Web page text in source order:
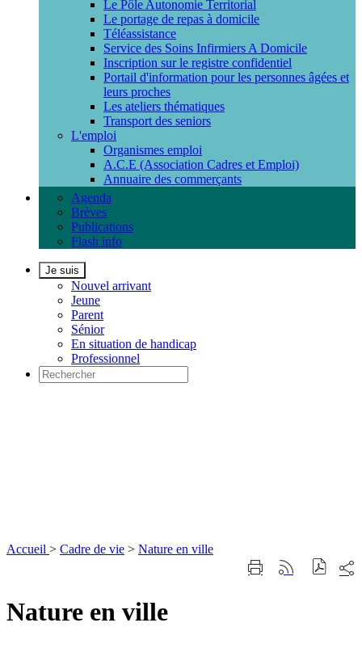
Le Pôle Autonomie Territorial
Le portage de repas à domicile
Téléassistance
Service des Soins Infirmiers A Domicile
Inscription sur le registre confidentiel
Portail d'information pour les personnes âgées et
leurs proches
Les ateliers thématiques
Transport des seniors
L'emploi
Organismes emploi
A.C.E (Association Cadres et Emploi)
Annuaire des commerçants
Agenda
Brèves
Publications
Flash info
Je suis
Nouvel arrivant
Jeune
Parent
Sénior
En situation de handicap
Professionnel
Accueil > Cadre de vie > Nature en ville
ImprimerGénérer
sur
Nature en ville